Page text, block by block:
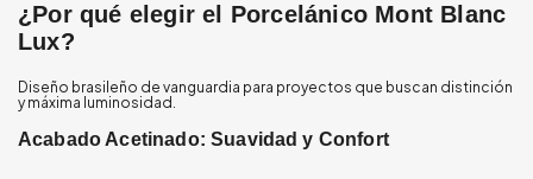
¿Por qué elegir el Porcelánico Mont Blanc
Lux?
Diseño brasileño de vanguardia para proyectos que buscan distinción
y máxima luminosidad.
Acabado Acetinado: Suavidad y Confort